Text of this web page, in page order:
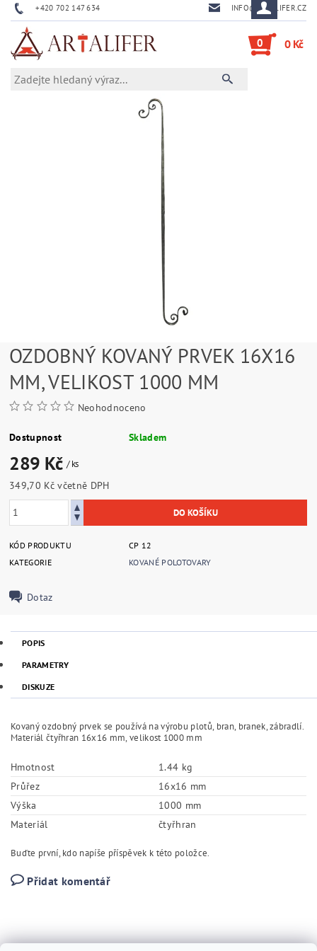
+420 702 147 634 INFO@ARTALIFER.CZ
0 0 Kč
OZDOBNÝ KOVANÝ PRVEK 16X16
MM, VELIKOST 1000 MM
Neohodnoceno
Dostupnost Skladem
289 Kč/ ks
349,70 Kč včetně DPH
KÓD PRODUKTU
CP 12
KATEGORIE
KOVANÉ POLOTOVARY
Dotaz
POPIS
PARAMETRY
DISKUZE
Kovaný ozdobný prvek se používá na výrobu plotů, bran, branek, zábradlí.
Materiál čtyřhran 16x16 mm, velikost 1000 mm
Hmotnost
1.44 kg
Průřez
16x16 mm
Výška
1000 mm
Materiál
čtyřhran
Buďte první, kdo napíše příspěvek k této položce.
Přidat komentář